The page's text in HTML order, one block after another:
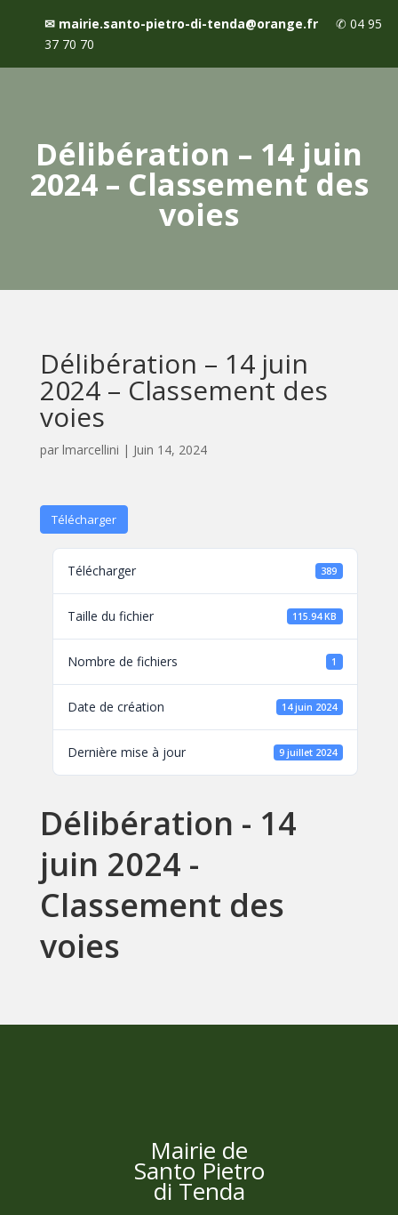
✉ mairie.santo-pietro-di-tenda@orange.fr ✆ 04 95
37 70 70
Délibération – 14 juin
2024 – Classement des
voies
Délibération – 14 juin
2024 – Classement des
voies
par lmarcellini | Juin 14, 2024
Télécharger
Télécharger 389
Taille du fichier 115.94 KB
Nombre de fichiers 1
Date de création 14 juin 2024
Dernière mise à jour 9 juillet 2024
Délibération - 14
juin 2024 -
Classement des
voies
Mairie de
Santo Pietro
di Tenda